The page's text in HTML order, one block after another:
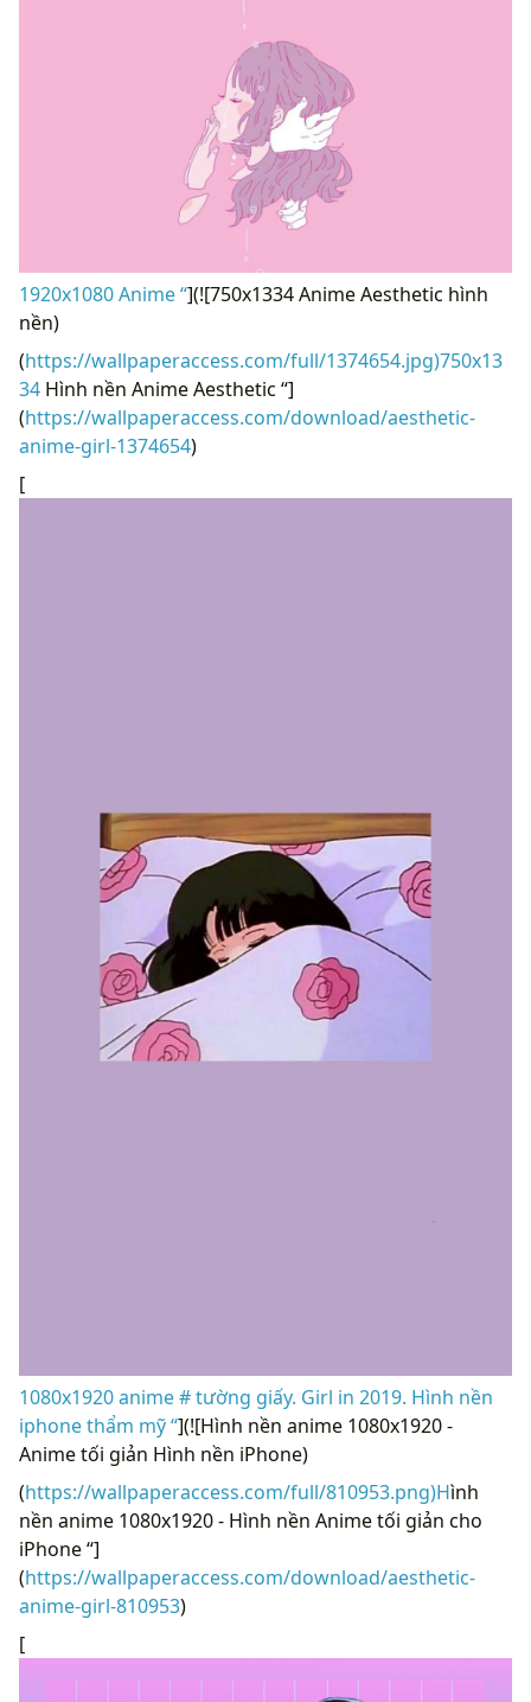
1920x1080 Anime “](![750x1334 Anime Aesthetic hình
nền)
(https://wallpaperaccess.com/full/1374654.jpg)750x13
34 Hình nền Anime Aesthetic “]
(https://wallpaperaccess.com/download/aesthetic-
anime-girl-1374654)
[
1080x1920 anime # tường giấy. Girl in 2019. Hình nền
iphone thẩm mỹ “](![Hình nền anime 1080x1920 -
Anime tối giản Hình nền iPhone)
(https://wallpaperaccess.com/full/810953.png)Hình
nền anime 1080x1920 - Hình nền Anime tối giản cho
iPhone “]
(https://wallpaperaccess.com/download/aesthetic-
anime-girl-810953)
[